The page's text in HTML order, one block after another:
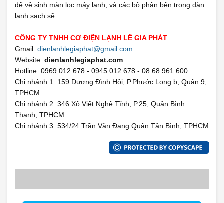
để vệ sinh màn lọc máy lạnh, và các bộ phận bên trong dàn
lạnh sạch sẽ.
CÔNG TY TNHH CƠ ĐIỆN LẠNH LÊ GIA PHÁT
Gmail: dienlanhlegiaphat@gmail.com
Website: dienlanhlegiaphat.com
Hotline: 0969 012 678 - 0945 012 678 - 08 68 961 600
Chi nhánh 1: 159 Dương Đình Hội, P.Phước Long b, Quận 9,
TPHCM
Chi nhánh 2: 346 Xô Viết Nghệ Tĩnh, P.25, Quận Bình
Thạnh, TPHCM
Chi nhánh 3: 534/24 Trần Văn Đang Quận Tân Bình, TPHCM